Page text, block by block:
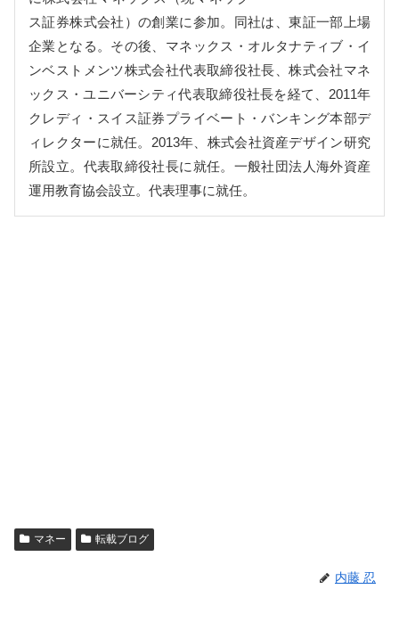
ス証券株式会社）の創業に参加。同社は、東証一部上場
企業となる。その後、マネックス・オルタナティブ・イ
ンベストメンツ株式会社代表取締役社長、株式会社マネ
ックス・ユニバーシティ代表取締役社長を経て、2011年
クレディ・スイス証券プライベート・バンキング本部デ
ィレクターに就任。2013年、株式会社資産デザイン研究
所設立。代表取締役社長に就任。一般社団法人海外資産
運用教育協会設立。代表理事に就任。
マネー 転載ブログ
内藤 忍